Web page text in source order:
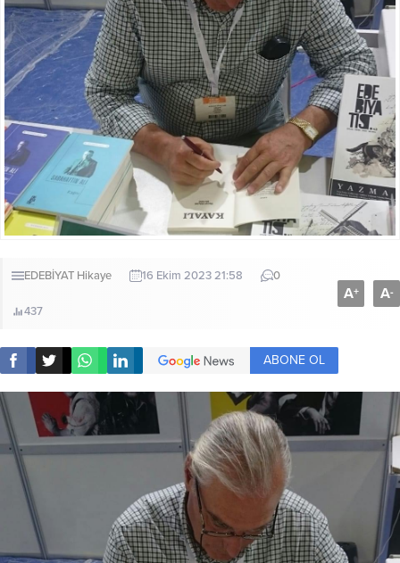
EDEBİYAT Hikaye 16 Ekim 2023 21:58 0
437
A+ A-
ABONE OL